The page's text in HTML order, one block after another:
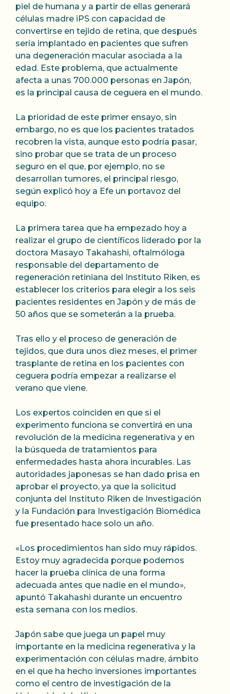
piel de humana y a partir de ellas generará
células madre iPS con capacidad de
convertirse en tejido de retina, que después
sería implantado en pacientes que sufren
una degeneración macular asociada a la
edad. Este problema, que actualmente
afecta a unas 700.000 personas en Japón,
es la principal causa de ceguera en el mundo.
La prioridad de este primer ensayo, sin
embargo, no es que los pacientes tratados
recobren la vista, aunque esto podría pasar,
sino probar que se trata de un proceso
seguro en el que, por ejemplo, no se
desarrollan tumores, el principal riesgo,
según explicó hoy a Efe un portavoz del
equipo.
La primera tarea que ha empezado hoy a
realizar el grupo de científicos liderado por la
doctora Masayo Takahashi, oftalmóloga
responsable del departamento de
regeneración retiniana del Instituto Riken, es
establecer los criterios para elegir a los seis
pacientes residentes en Japón y de más de
50 años que se someterán a la prueba.
Tras ello y el proceso de generación de
tejidos, que dura unos diez meses, el primer
trasplante de retina en los pacientes con
ceguera podría empezar a realizarse el
verano que viene.
Los expertos coinciden en que si el
experimento funciona se convertirá en una
revolución de la medicina regenerativa y en
la búsqueda de tratamientos para
enfermedades hasta ahora incurables. Las
autoridades japonesas se han dado prisa en
aprobar el proyecto, ya que la solicitud
conjunta del Instituto Riken de Investigación
y la Fundación para Investigación Biomédica
fue presentado hace solo un año.
«Los procedimientos han sido muy rápidos.
Estoy muy agradecida porque podemos
hacer la prueba clínica de una forma
adecuada antes que nadie en el mundo»,
apuntó Takahashi durante un encuentro
esta semana con los medios.
Japón sabe que juega un papel muy
importante en la medicina regenerativa y la
experimentación con células madre, ámbito
en el que ha hecho inversiones importantes
como el centro de investigación de la